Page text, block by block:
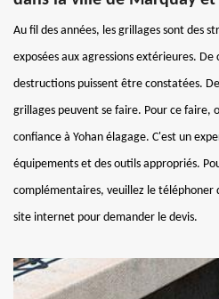
Au fil des années, les grillages sont des
exposées aux agressions extérieures.
destructions puissent être constatées.
grillages peuvent se faire. Pour ce faire,
confiance à Yohan élagage. C'est un
équipements et des outils appropriés.
complémentaires, veuillez le téléphoner
site internet pour demander le devis.